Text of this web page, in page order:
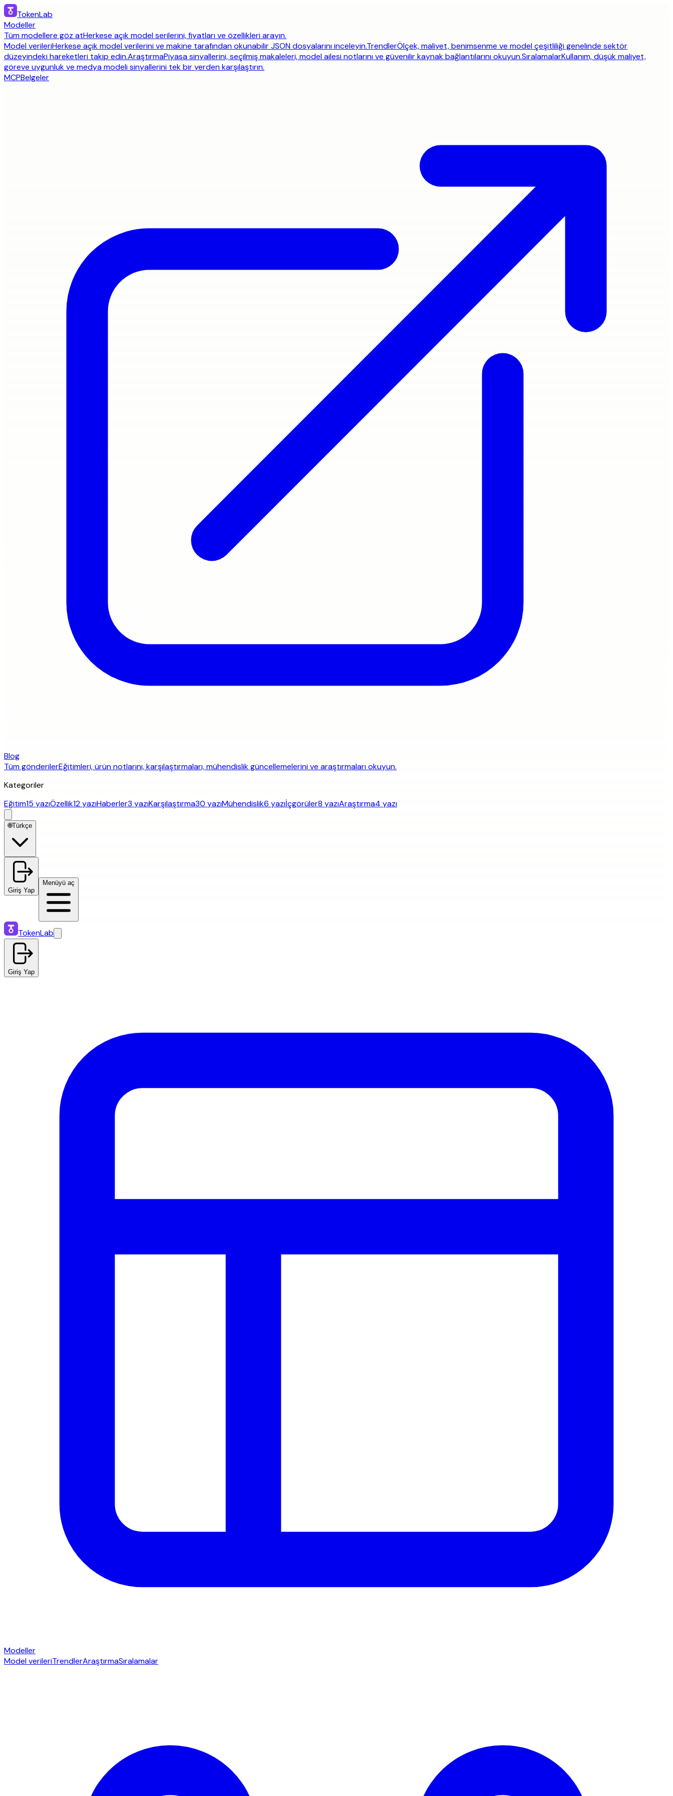
TokenLab
Modeller
Tüm modellere göz atHerkese açık model serilerini, fiyatları ve özellikleri arayın.
Model verileriHerkese açık model verilerini ve makine tarafından okunabilir JSON dosyalarını inceleyin.TrendlerÖlçek, maliyet, benimsenme ve model çeşitliliği genelinde sektör
düzeyindeki hareketleri takip edin.AraştırmaPiyasa sinyallerini, seçilmiş makaleleri, model ailesi notlarını ve güvenilir kaynak bağlantılarını okuyun.SıralamalarKullanım, düşük maliyet,
göreve uygunluk ve medya modeli sinyallerini tek bir yerden karşılaştırın.
MCPBelgeler
Blog
Tüm gönderilerEğitimleri, ürün notlarını, karşılaştırmaları, mühendislik güncellemelerini ve araştırmaları okuyun.
Kategoriler
Eğitim15 yazıÖzellik12 yazıHaberler3 yazıKarşılaştırma30 yazıMühendislik6 yazıİçgörüler8 yazıAraştırma4 yazı
🌐Türkçe
Giriş Yap
Menüyü aç
TokenLab
Giriş Yap
Modeller
Model verileriTrendlerAraştırmaSıralamalar